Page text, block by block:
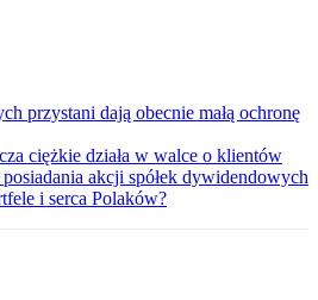
przystani dają obecnie małą ochronę
ciężkie działa w walce o klientów
akcji spółek dywidendowych
i serca Polaków?